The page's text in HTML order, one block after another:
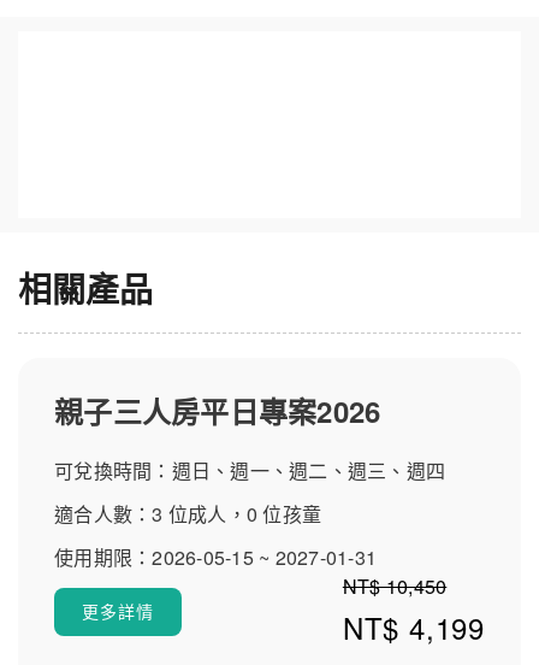
悅華房型】寬敞舒適，家庭房首選 桃園悅華提供多樣房
型，包括陽台家庭房、三人房與高級雙床房。部分房型配
備免治馬桶與浴缸，另贈入浴球。搭配一泊二食方案享用
訂房平台限時優惠中！ 【悅華大酒店附近景點】玩遍小人
國、六福村、大溪老街 悅華大酒店鄰近熱門親子景點，小
中正公園與客家文化館，距離酒店約15公里的是六福村主
題遊樂園，適合親子共遊與探索在地文化，評價一致推薦
桃園悅華的便捷方式 飯店地址：桃園市龍潭區悅華路100
號，距國道三號僅4公里，車程約40分鐘可達桃園機場。提
供接駁服務與免費停車位，開車族與大眾交通皆方便。從
酷派訂房可預約接送，旅程無憂輕鬆抵達！
相關產品
親子三人房平日專案2026
可兌換時間：週日、週一、週二、週三、週四
適合人數：3 位成人，0 位孩童
使用期限：2026-05-15 ~ 2027-01-31
NT$ 10,450
NT$ 4,199
更多詳情